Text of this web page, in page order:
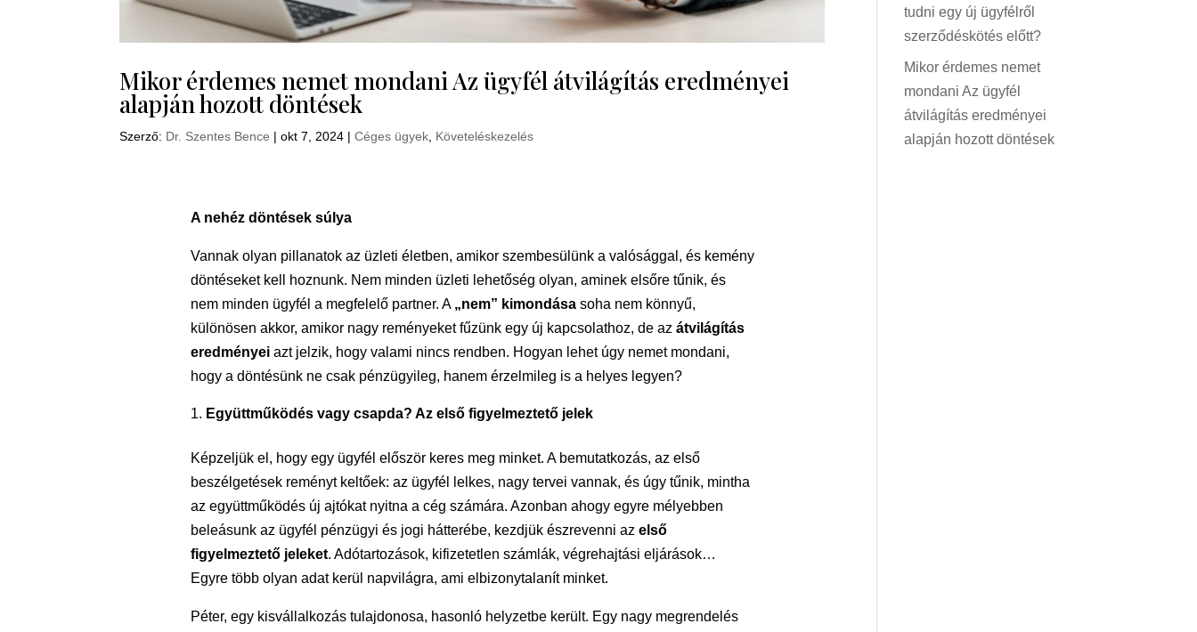
Mikor érdemes nemet mondani Az ügyfél átvilágítás eredményei
alapján hozott döntések
Szerző: Dr. Szentes Bence |okt 7, 2024 |Céges ügyek, Követeléskezelés
A nehéz döntések súlya
Vannak olyan pillanatok az üzleti életben, amikor szembesülünk a valósággal, és kemény
döntéseket kell hoznunk. Nem minden üzleti lehetőség olyan, aminek elsőre tűnik, és
nem minden ügyfél a megfelelő partner. A „nem” kimondásasoha nem könnyű,
különösen akkor, amikor nagy reményeket fűzünk egy új kapcsolathoz, de az átvilágítás
eredményeiazt jelzik, hogy valami nincs rendben. Hogyan lehet úgy nemet mondani,
hogy a döntésünk ne csak pénzügyileg, hanem érzelmileg is a helyes legyen?
Együttműködés vagy csapda? Az első figyelmeztető jelek
Képzeljük el, hogy egy ügyfél először keres meg minket. A bemutatkozás, az első
beszélgetések reményt keltőek: az ügyfél lelkes, nagy tervei vannak, és úgy tűnik, mintha
az együttműködés új ajtókat nyitna a cég számára. Azonban ahogy egyre mélyebben
beleásunk az ügyfél pénzügyi és jogi hátterébe, kezdjük észrevenni az első
figyelmeztető jeleket. Adótartozások, kifizetetlen számlák, végrehajtási eljárások…
Egyre több olyan adat kerül napvilágra, ami elbizonytalanít minket.
Péter, egy kisvállalkozás tulajdonosa, hasonló helyzetbe került. Egy nagy megrendelés
tudni egy új ügyfélről
szerződéskötés előtt?
Mikor érdemes nemet
mondani Az ügyfél
átvilágítás eredményei
alapján hozott döntések